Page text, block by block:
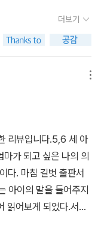
더보기
리뷰입니다.5,6 세 아
마가 되고 싶은 나의 의
다. 마침 길벗 출판서
아이의 말을 들어주지
읽어보게 되었다.서평